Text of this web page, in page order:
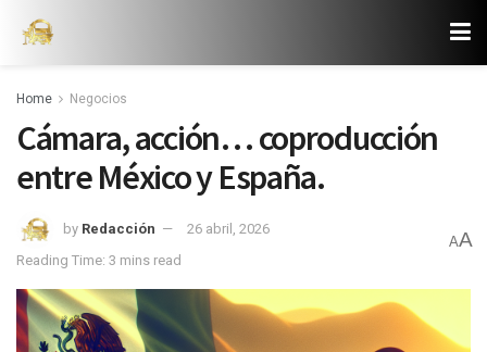
Home Negocios
Cámara, acción… coproducción
entre México y España.
by Redacción
26 abril, 2026
Reading Time: 3 mins read
AA